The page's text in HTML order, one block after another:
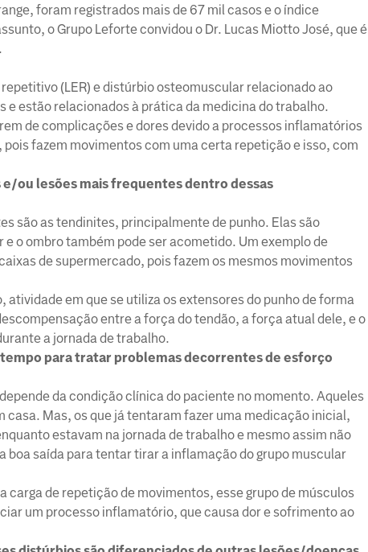
foram registrados mais de 67 mil casos e o índice
o Grupo Leforte convidou o Dr. Lucas Miotto José, que é
(LER) e distúrbio osteomuscular relacionado ao
e estão relacionados à prática da medicina do trabalho.
de complicações e dores devido a processos inflamatórios
fazem movimentos com uma certa repetição e isso, com
e/ou lesões mais frequentes dentro dessas
são as tendinites, principalmente de punho. Elas são
o ombro também pode ser acometido. Um exemplo de
de supermercado, pois fazem os mesmos movimentos
em que se utiliza os extensores do punho de forma
entre a força do tendão, a força atual dele, e o
a jornada de trabalho.
tempo para tratar problemas decorrentes de esforço
da condição clínica do paciente no momento. Aqueles
casa. Mas, os que já tentaram fazer uma medicação inicial,
estavam na jornada de trabalho e mesmo assim não
saída para tentar tirar a inflamação do grupo muscular
carga de repetição de movimentos, esse grupo de músculos
um processo inflamatório, que causa dor e sofrimento ao